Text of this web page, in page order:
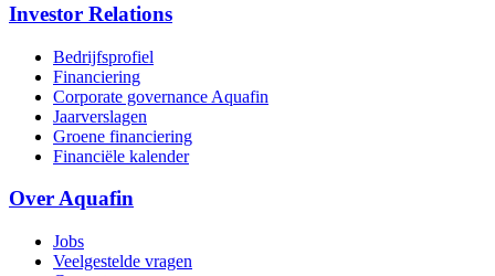
Investor Relations
Bedrijfsprofiel
Financiering
Corporate governance Aquafin
Jaarverslagen
Groene financiering
Financiële kalender
Over Aquafin
Jobs
Veelgestelde vragen